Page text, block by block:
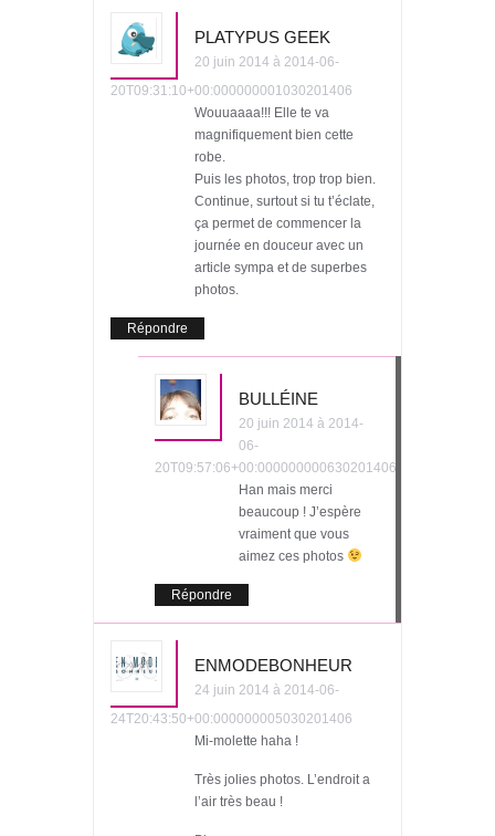
PLATYPUS GEEK
20 juin 2014 à 2014-06-
20T09:31:10+00:000000001030201406
Wouuaaaa!!! Elle te va
magnifiquement bien cette
robe.
Puis les photos, trop trop bien.
Continue, surtout si tu t’éclate,
ça permet de commencer la
journée en douceur avec un
article sympa et de superbes
photos.
Répondre
BULLÉINE
20 juin 2014 à 2014-
06-
20T09:57:06+00:000000000630201406
Han mais merci
beaucoup ! J’espère
vraiment que vous
aimez ces photos
Répondre
ENMODEBONHEUR
24 juin 2014 à 2014-06-
24T20:43:50+00:000000005030201406
Mi-molette haha !
Très jolies photos. L’endroit a
l’air très beau !